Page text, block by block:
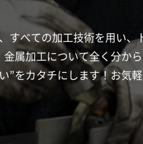
すべての加工技術を用い、
金属加工について全く分か
”をカタチにします！お気